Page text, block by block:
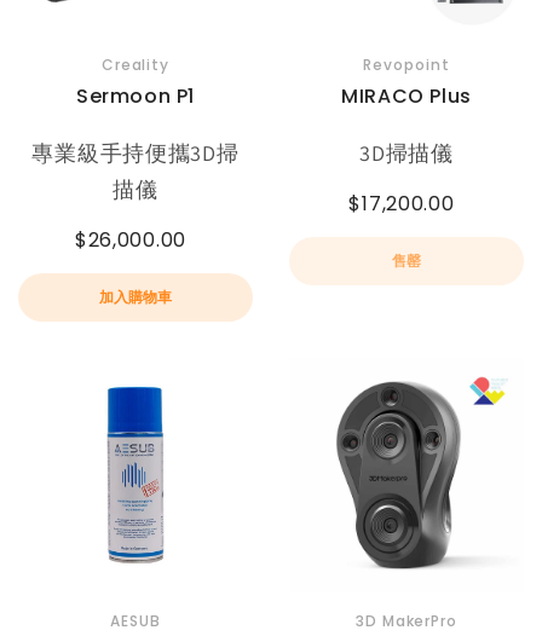
Creality
Sermoon P1
專業級手持便攜3D掃
描儀
$26,000.00
加入購物車
Revopoint
MIRACO Plus
3D掃描儀
$17,200.00
售罄
AESUB 3D MakerPro